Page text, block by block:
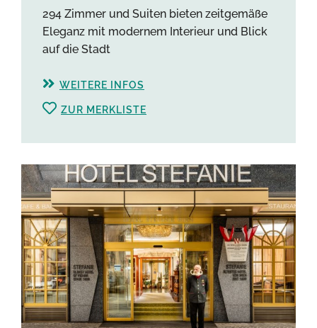
294 Zimmer und Suiten bieten zeitgemäße
Eleganz mit modernem Interieur und Blick
auf die Stadt
WEITERE INFOS
ZUR MERKLISTE